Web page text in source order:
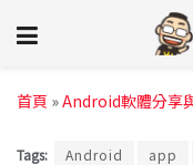
首頁 »Android軟體分享
Tags: Android app